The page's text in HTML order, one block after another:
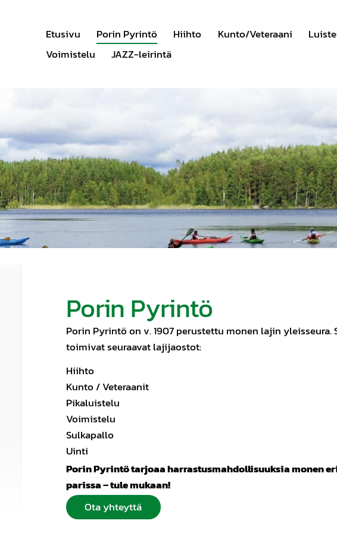
Etusivu Porin Pyrintö Hiihto Kunto/Veteraani
Voimistelu
JAZZ-leirintä
Porin Pyrintö
Porin Pyrintö on v. 1907 perustettu monen lajin yleisseura.
toimivat seuraavat lajijaostot:
Hiihto
Kunto / Veteraanit
Pikaluistelu
Voimistelu
Sulkapallo
Uinti
Porin Pyrintö tarjoaa harrastusmahdollisuuksia monen
parissa – tule mukaan!
Ota yhteyttä